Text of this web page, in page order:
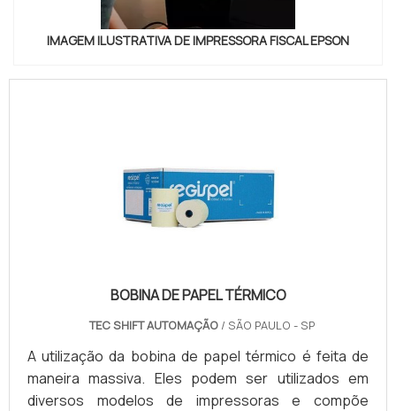
IMAGEM ILUSTRATIVA DE IMPRESSORA FISCAL EPSON
BOBINA DE PAPEL TÉRMICO
TEC SHIFT AUTOMAÇÃO / SÃO PAULO - SP
A utilização da bobina de papel térmico é feita de
maneira massiva. Eles podem ser utilizados em
diversos modelos de impressoras e compõe